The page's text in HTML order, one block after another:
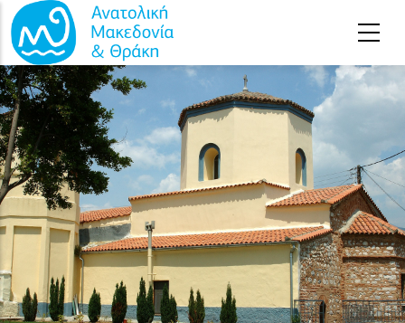
Παράκαμψη προς το κυρίως περιεχόμενο